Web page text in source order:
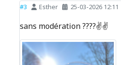
#3 Esther 25-03-2026 12:11
sans modération ????✌️✌️